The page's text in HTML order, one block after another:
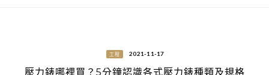
工程 2021-11-17
壓力錶哪裡買？5分鐘認識各式壓力錶種類及規格